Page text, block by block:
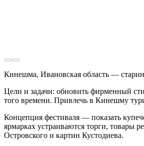
Кинешма, Ивановская область —
Цели и задачи: обновить фирменный
того времени. Привлечь в Кинешму
Концепция фестиваля — показать
ярмарках устраиваются торги, товары
Островского и картин Кустодиева.